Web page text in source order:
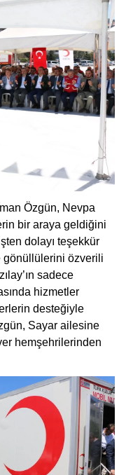
Özgün, Nevpa
bir araya geldiğini
dolayı teşekkür
gönüllülerini özverili
sadece
hizmetler
desteğiyle
Sayar ailesine
hemşehrilerinden